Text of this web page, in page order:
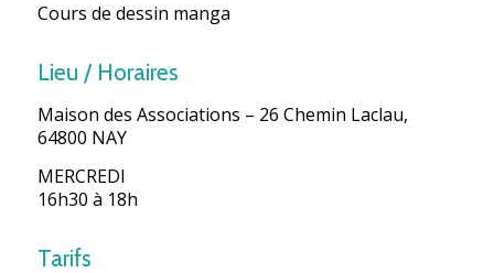
Cours de dessin manga
Lieu / Horaires
Maison des Associations – 26 Chemin Laclau,
64800 NAY
MERCREDI
16h30 à 18h
Tarifs